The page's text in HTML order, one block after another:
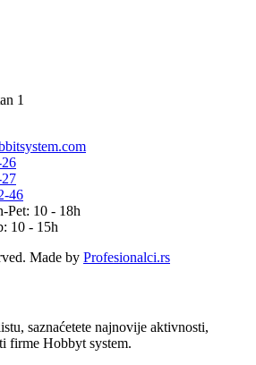
1
46
Pet: 10 - 18h
10 - 15h
Made by Profesionalci.rs
saznaćetete najnovije aktivnosti,
firme Hobbyt system.